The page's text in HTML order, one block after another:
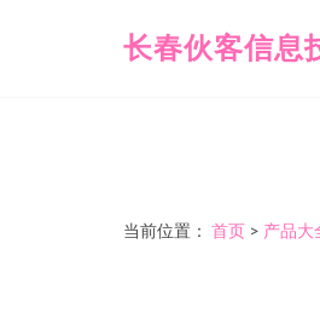
长春伙客信息
当前位置： 首页 > 产品大